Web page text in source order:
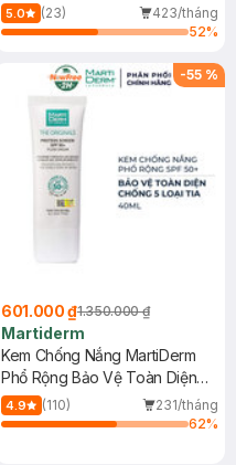
(Mới)
5.0 (23)
423/tháng
52%
-55 %
601.000 ₫1.350.000 ₫
Martiderm
Kem Chống Nắng MartiDerm
Phổ Rộng Bảo Vệ Toàn Diện
40ml
4.9 (110)
231/tháng
62%